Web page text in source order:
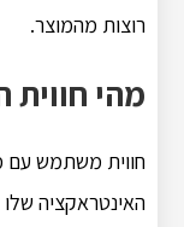
רוצות מהמוצר.
מהי
חווית משתמש עם
האינטראקציה